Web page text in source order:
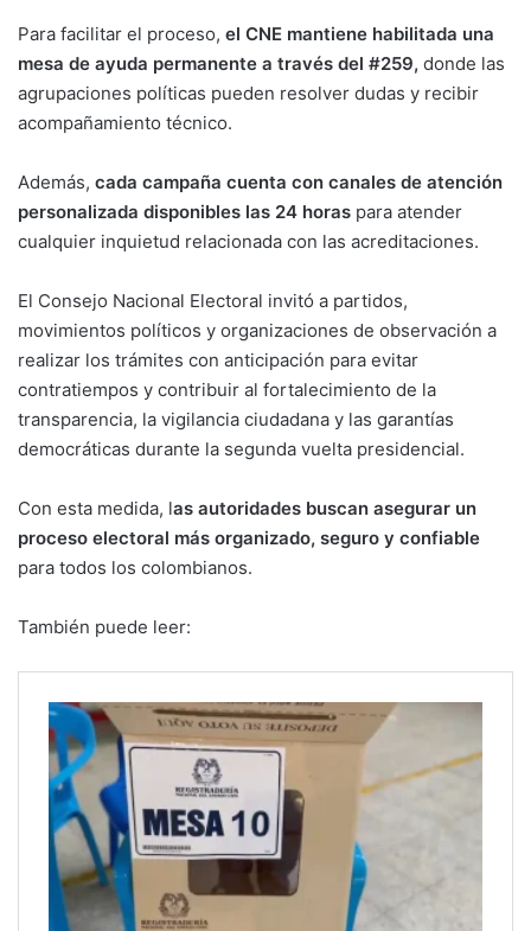
Para facilitar el proceso, el CNE mantiene habilitada una
mesa de ayuda permanente a través del #259, donde las
agrupaciones políticas pueden resolver dudas y recibir
acompañamiento técnico.
Además, cada campaña cuenta con canales de atención
personalizada disponibles las 24 horas para atender
cualquier inquietud relacionada con las acreditaciones.
El Consejo Nacional Electoral invitó a partidos,
movimientos políticos y organizaciones de observación a
realizar los trámites con anticipación para evitar
contratiempos y contribuir al fortalecimiento de la
transparencia, la vigilancia ciudadana y las garantías
democráticas durante la segunda vuelta presidencial.
Con esta medida, las autoridades buscan asegurar un
proceso electoral más organizado, seguro y confiable
para todos los colombianos.
También puede leer: